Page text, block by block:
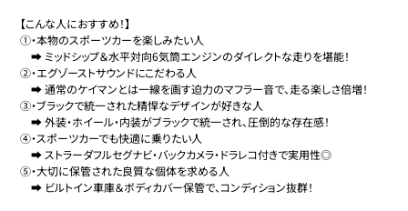
【こんな人におすすめ！】
①・本物のスポーツカーを楽しみたい人
➡ ミッドシップ＆水平対向6気筒エンジンのダイレクトな走りを堪能！
②・エグゾーストサウンドにこだわる人
➡ 通常のケイマンとは一線を画す迫力のマフラー音で、走る楽しさ倍増！
③・ブラックで統一された精悍なデザインが好きな人
➡ 外装・ホイール・内装がブラックで統一され、圧倒的な存在感！
④・スポーツカーでも快適に乗りたい人
➡ ストラーダフルセグナビ・バックカメラ・ドラレコ付きで実用性◎
⑤・大切に保管された良質な個体を求める人
➡ ビルトイン車庫＆ボディカバー保管で、コンディション抜群！